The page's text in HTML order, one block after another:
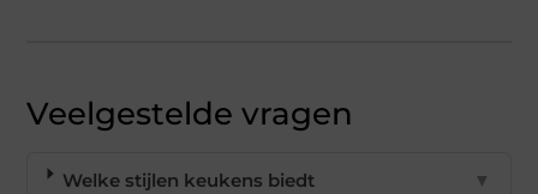
Veelgestelde vragen
Welke stijlen keukens biedt
▼